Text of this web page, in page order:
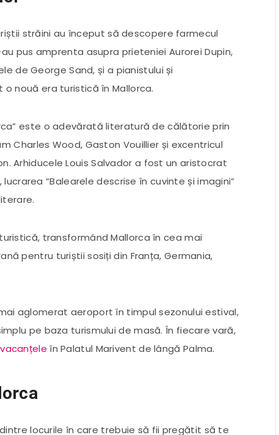
străini au început să descopere farmecul
pus amprenta asupra prieteniei Aurorei Dupin,
de George Sand, și a pianistului și
nouă era turistică în Mallorca.
este o adevărată literatură de călătorie prin
Charles Wood, Gaston Vouillier și excentricul
Arhiducele Louis Salvador a fost un aristocrat
“Balearele descrise în cuvinte și imagini”
transformând Mallorca în cea mai
pentru turiștii sosiți din Franța, Germania,
aglomerat aeroport în timpul sezonului estival,
pe baza turismului de masă. În fiecare vară,
vacanțele în Palatul Marivent de lângă Palma.
locurile în care trebuie să fii pregătit să te